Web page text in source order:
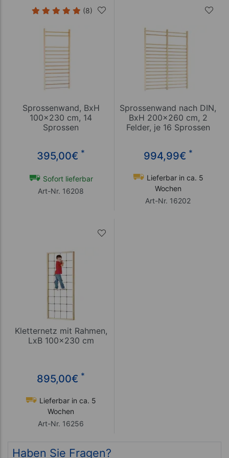
(8)
Sprossenwand, BxH
100x230 cm, 14
Sprossen
395,00€ *
Sofort lieferbar
Art-Nr. 16208
Sprossenwand nach DIN,
BxH 200x260 cm, 2
Felder, je 16 Sprossen
994,99€ *
Lieferbar in ca. 5
Wochen
Art-Nr. 16202
Kletternetz mit Rahmen,
LxB 100x230 cm
895,00€ *
Lieferbar in ca. 5
Wochen
Art-Nr. 16256
Haben Sie Fragen?